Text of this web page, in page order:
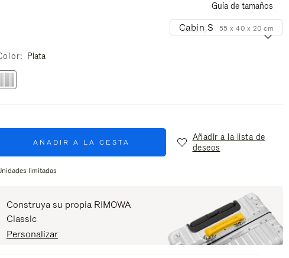
Guía de tamaños
Tamaño
Cabin S 55 x 40 x 20 cm
Plata
AÑADIR A LA CESTA
Añadir a la lista de
deseos
limitadas
Construya su propia RIMOWA
Classic
Personalizar